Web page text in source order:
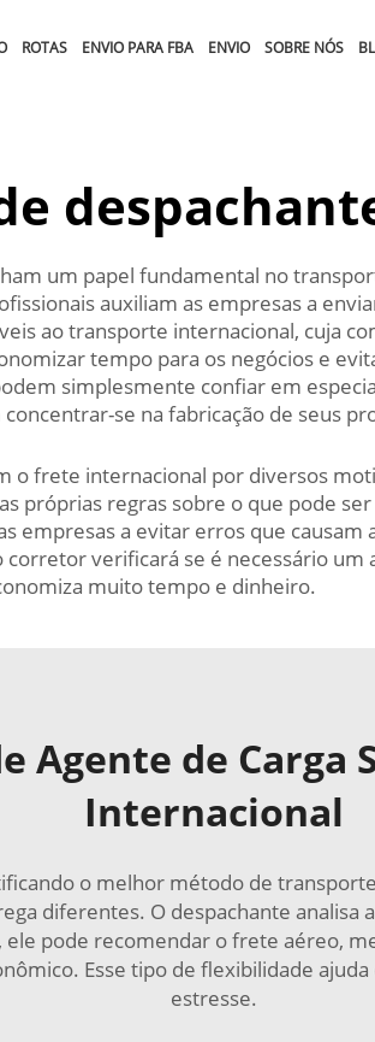
ROTAS ENVIO PARA FBA ENVIO SOBRE NÓS
um papel fundamental no
auxiliam as empresas a
ao transporte internacional, cuja
tempo para os negócios e
simplesmente confiar em
se na fabricação de seus
frete internacional por diversos
próprias regras sobre o que pode
empresas a evitar erros que
verificará se é necessário
muito tempo e dinheiro.
Agente de
Internacional
o melhor método de
diferentes. O despachante analisa
pode recomendar o frete aéreo,
Esse tipo de flexibilidade
estresse.